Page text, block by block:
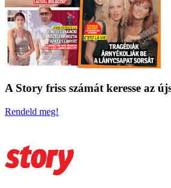
A Story friss számát keresse az
Rendeld meg!